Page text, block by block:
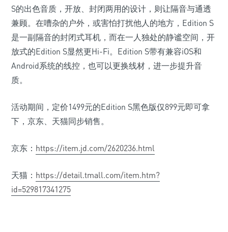
S的出色音质，开放、封闭两用的设计，则让隔音与通透
兼顾。在嘈杂的户外，或害怕打扰他人的地方，Edition S
是一副隔音的封闭式耳机，而在一人独处的静谧空间，开
放式的Edition S显然更Hi-Fi。Edition S带有兼容iOS和
Android系统的线控，也可以更换线材，进一步提升音
质。
活动期间，定价1499元的Edition S黑色版仅899元即可拿
下，京东、天猫同步销售。
京东： https://item.jd.com/2620236.html
天猫： https://detail.tmall.com/item.htm?
id=529817341275